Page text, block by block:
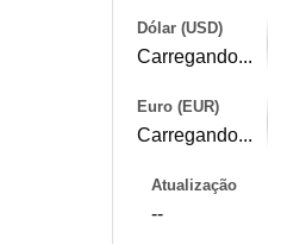
Dólar (USD)
Carregando...
Euro (EUR)
Carregando...
Atualização
--